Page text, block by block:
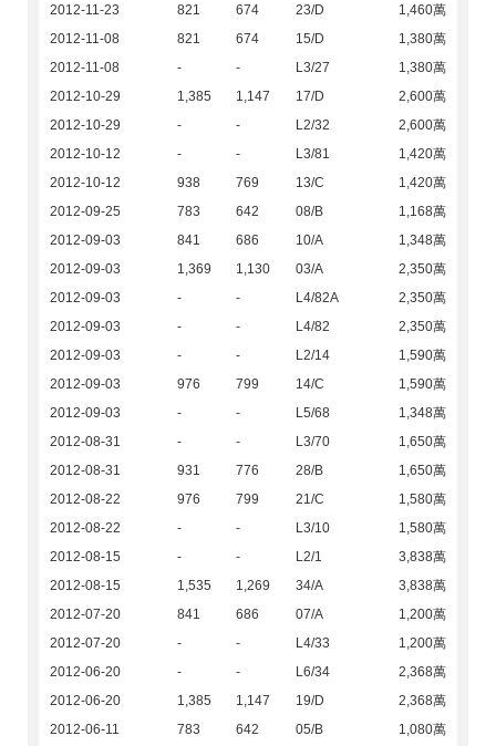
2012-11-23
821 674 23/D
1,460萬
2012-11-08
821 674 15/D
1,380萬
2012-11-08
- - L3/27
1,380萬
2012-10-29
1,385 1,147 17/D
2,600萬
2012-10-29
- - L2/32
2,600萬
2012-10-12
- - L3/81
1,420萬
2012-10-12
938 769 13/C
1,420萬
2012-09-25
783 642 08/B
1,168萬
2012-09-03
841 686 10/A
1,348萬
2012-09-03
1,369 1,130 03/A
2,350萬
2012-09-03
- - L4/82A
2,350萬
2012-09-03
- - L4/82
2,350萬
2012-09-03
- - L2/14
1,590萬
2012-09-03
976 799 14/C
1,590萬
2012-09-03
- - L5/68
1,348萬
2012-08-31
- - L3/70
1,650萬
2012-08-31
931 776 28/B
1,650萬
2012-08-22
976 799 21/C
1,580萬
2012-08-22
- - L3/10
1,580萬
2012-08-15
- - L2/1
3,838萬
2012-08-15
1,535 1,269 34/A
3,838萬
2012-07-20
841 686 07/A
1,200萬
2012-07-20
- - L4/33
1,200萬
2012-06-20
- - L6/34
2,368萬
2012-06-20
1,385 1,147 19/D
2,368萬
2012-06-11
783 642 05/B 1,080萬